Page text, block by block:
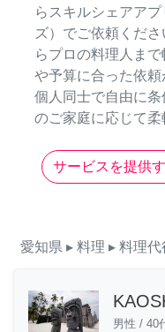
らスキルシェアア
ズ）でご依頼くだ
らプロの料理人ま
や予算に合った依頼
個人同士で自由に
のご家庭に応じて柔
サービスを提供
愛知県 ▸ 料理 ▸ 料理
男性 / 40